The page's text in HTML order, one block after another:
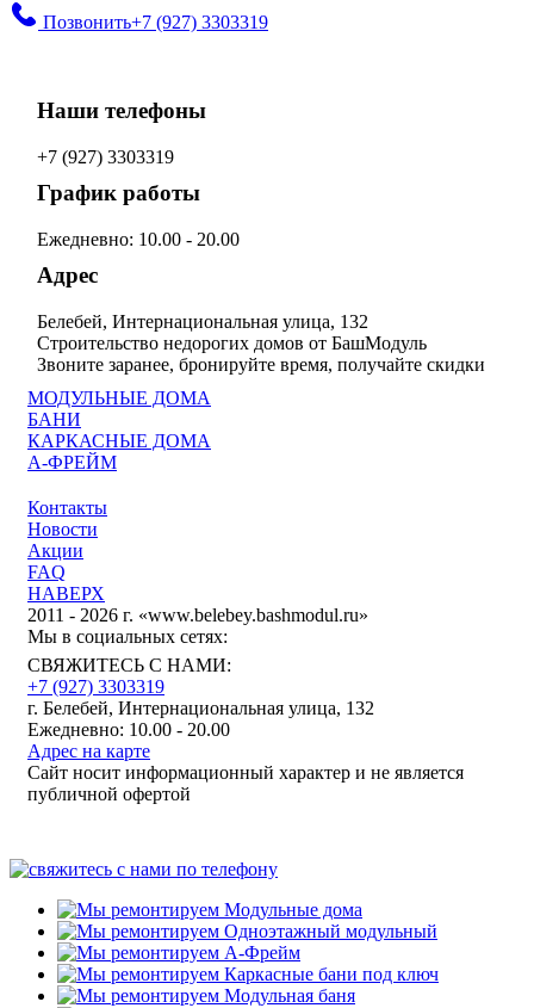
Позвонить+7 (927) 3303319
Наши телефоны
+7 (927) 3303319
График работы
Ежедневно: 10.00 - 20.00
Адрес
Белебей, Интернациональная улица, 132
Строительство недорогих домов от БашМодуль
Звоните заранее, бронируйте время, получайте скидки
Контакты
Новости
Акции
FAQ
НАВЕРХ
2011 - 2026 г. «www.belebey.bashmodul.ru»
МОДУЛЬНЫЕ ДОМА
БАНИ
КАРКАСНЫЕ ДОМА
А-ФРЕЙМ
Мы в социальных сетях:
СВЯЖИТЕСЬ С НАМИ:
+7 (927) 3303319
г. Белебей, Интернациональная улица, 132
Ежедневно: 10.00 - 20.00
Адрес на карте
Сайт носит информационный характер и не является
публичной офертой